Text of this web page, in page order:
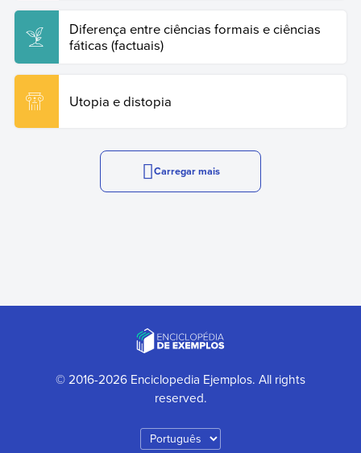
Diferença entre ciências formais e ciências
fáticas (factuais)
Utopia e distopia
Carregar mais
© 2016-2026 Enciclopedia Ejemplos. All rights
reserved.